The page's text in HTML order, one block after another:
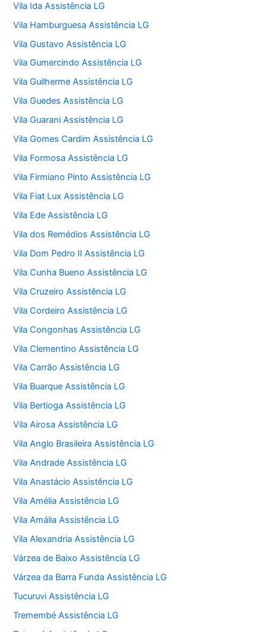
Vila Ida Assistência LG
Vila Hamburguesa Assistência LG
Vila Gustavo Assistência LG
Vila Gumercindo Assistência LG
Vila Guilherme Assistência LG
Vila Guedes Assistência LG
Vila Guarani Assistência LG
Vila Gomes Cardim Assistência LG
Vila Formosa Assistência LG
Vila Firmiano Pinto Assistência LG
Vila Fiat Lux Assistência LG
Vila Ede Assistência LG
Vila dos Remédios Assistência LG
Vila Dom Pedro II Assistência LG
Vila Cunha Bueno Assistência LG
Vila Cruzeiro Assistência LG
Vila Cordeiro Assistência LG
Vila Congonhas Assistência LG
Vila Clementino Assistência LG
Vila Carrão Assistência LG
Vila Buarque Assistência LG
Vila Bertioga Assistência LG
Vila Airosa Assistência LG
Vila Anglo Brasileira Assistência LG
Vila Andrade Assistência LG
Vila Anastácio Assistência LG
Vila Amélia Assistência LG
Vila Amália Assistência LG
Vila Alexandria Assistência LG
Várzea de Baixo Assistência LG
Várzea da Barra Funda Assistência LG
Tucuruvi Assistência LG
Tremembé Assistência LG